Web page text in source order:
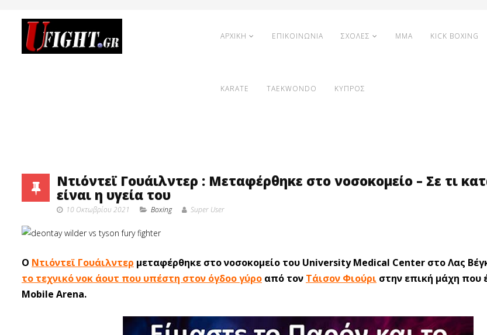
ΑΡΧΙΚΗ ΕΠΙΚΟΙΝΩΝΙΑ ΣΧΟΛΕΣ MMA KICK BOXING
KARATE TAEKWONDO ΚΥΠΡΟΣ
Ντιόντεϊ Γουάιλντερ : Μεταφέρθηκε στο νοσοκομείο – Σε τι
είναι η υγεία του
10 Οκτωβρίου 2021 Boxing Super User
Ο Ντιόντεϊ Γουάιλντερ μεταφέρθηκε στο νοσοκομείο του University Medical Center στο Λας
το τεχνικό νοκ άουτ που υπέστη στον όγδοο γύρο από τον Τάισον Φιούρι στην επική μάχη που
Mobile Arena.